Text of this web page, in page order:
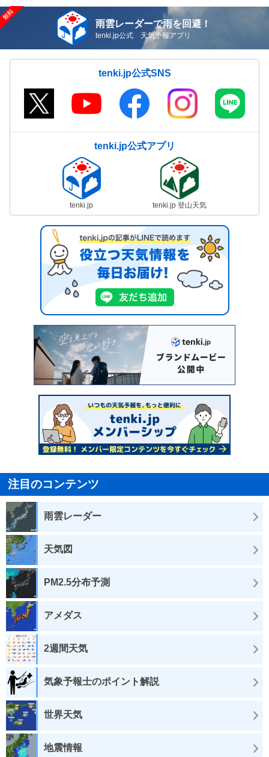
雨雲レーダーで雨を回避！
tenki.jp公式 天気予報アプリ
tenki.jp公式SNS
tenki.jp公式アプリ
tenki.jp tenki.jp 登山天気
注目のコンテンツ
雨雲レーダー
天気図
PM2.5分布予測
アメダス
2週間天気
気象予報士のポイント解説
世界天気
地震情報